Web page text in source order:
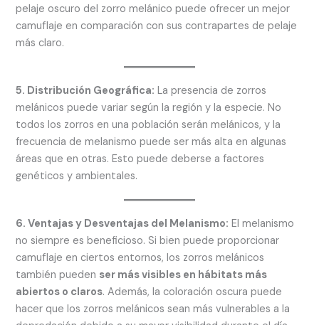
pelaje oscuro del zorro melánico puede ofrecer un mejor
camuflaje en comparación con sus contrapartes de pelaje
más claro.
5. Distribución Geográfica: La presencia de zorros
melánicos puede variar según la región y la especie. No
todos los zorros en una población serán melánicos, y la
frecuencia de melanismo puede ser más alta en algunas
áreas que en otras. Esto puede deberse a factores
genéticos y ambientales.
6. Ventajas y Desventajas del Melanismo: El melanismo
no siempre es beneficioso. Si bien puede proporcionar
camuflaje en ciertos entornos, los zorros melánicos
también pueden ser más visibles en hábitats más
abiertos o claros. Además, la coloración oscura puede
hacer que los zorros melánicos sean más vulnerables a la